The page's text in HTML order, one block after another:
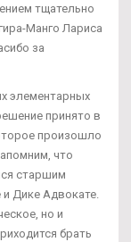
тщательно
Манго Лариса
за
элементарных
принято в
произошло
что
старшим
и Дике Адвокате.
но и
брать